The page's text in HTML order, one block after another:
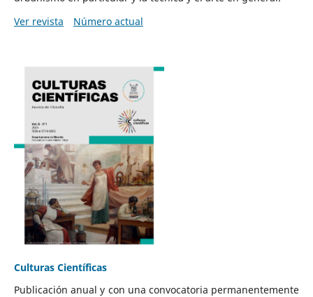
Ver revista
Número actual
Culturas Científicas
Publicación anual y con una convocatoria permanentemente